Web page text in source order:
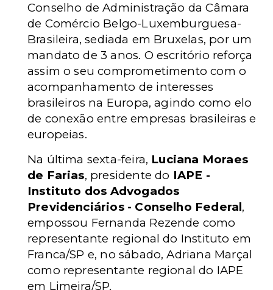
Conselho de Administração da Câmara
de Comércio Belgo-Luxemburguesa-
Brasileira, sediada em Bruxelas, por um
mandato de 3 anos. O escritório reforça
assim o seu comprometimento com o
acompanhamento de interesses
brasileiros na Europa, agindo como elo
de conexão entre empresas brasileiras e
europeias.
Na última sexta-feira, Luciana Moraes
de Farias, presidente do IAPE -
Instituto dos Advogados
Previdenciários - Conselho Federal,
empossou Fernanda Rezende como
representante regional do Instituto em
Franca/SP e, no sábado, Adriana Marçal
como representante regional do IAPE
em Limeira/SP.